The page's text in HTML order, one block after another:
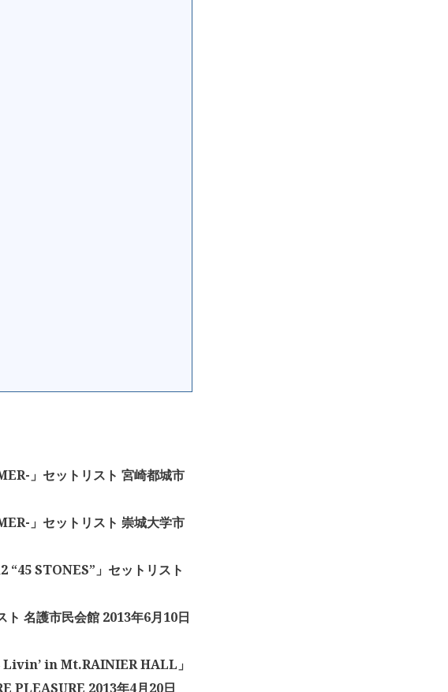
」セットリスト 宮崎都城市
」セットリスト 崇城大学市
STONES”」セットリスト
名護市民会館 2013年6月10日
Livin’ in Mt.RAINIER HALL」
PLEASURE 2013年4月20日